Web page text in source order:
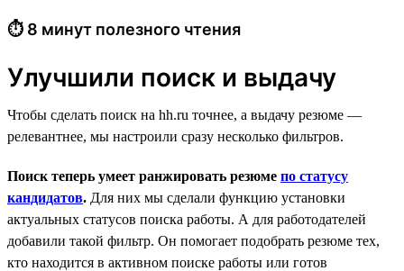
⏱ 8 минут полезного чтения
Улучшили поиск и выдачу
Чтобы сделать поиск на hh.ru точнее, а выдачу резюме —
релевантнее, мы настроили сразу несколько фильтров.
Поиск теперь умеет ранжировать резюме по статусу
кандидатов. Для них мы сделали функцию установки
актуальных статусов поиска работы. А для работодателей
добавили такой фильтр. Он помогает подобрать резюме тех,
кто находится в активном поиске работы или готов